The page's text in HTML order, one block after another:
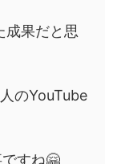
成果だと思
のYouTube
すね🤗